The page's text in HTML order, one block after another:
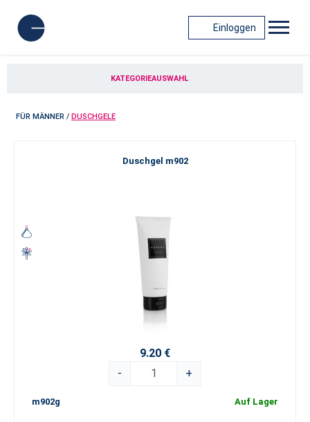
Einloggen
KATEGORIEAUSWAHL
FÜR MÄNNER / DUSCHGELE
Duschgel m902
9.20 €
-
+
m902g Auf Lager